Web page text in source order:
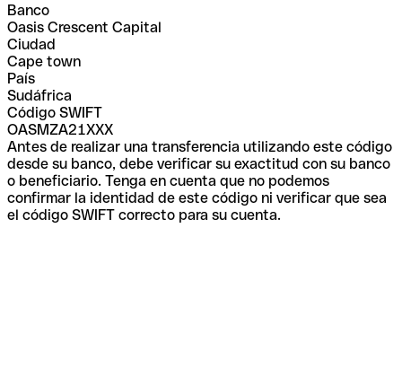
Banco
Oasis Crescent Capital
Ciudad
Cape town
País
Sudáfrica
Código SWIFT
OASMZA21XXX
Antes de realizar una transferencia utilizando este código
desde su banco, debe verificar su exactitud con su banco
o beneficiario. Tenga en cuenta que no podemos
confirmar la identidad de este código ni verificar que sea
el código SWIFT correcto para su cuenta.